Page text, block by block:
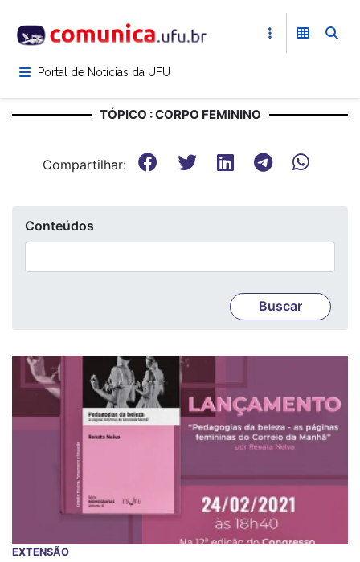
para
conteúdoPortal de Notícias da UFU
TÓPICO : CORPO FEMININO
Compartilhar:
Conteúdos
EXTENSÃO